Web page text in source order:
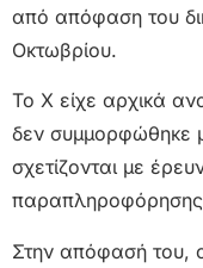
από απόφαση του
Οκτωβρίου.
To Χ είχε αρχικά
δεν συμμορφώθηκε
σχετίζονται με
Στην απόφασή του,